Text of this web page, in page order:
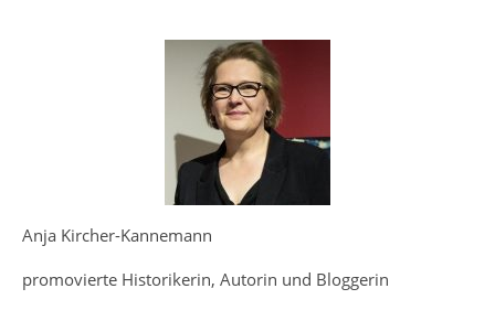
Anja Kircher-Kannemann
promovierte Historikerin, Autorin und Bloggerin